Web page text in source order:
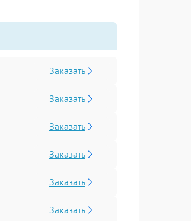
Заказать
Заказать
Заказать
Заказать
Заказать
Заказать